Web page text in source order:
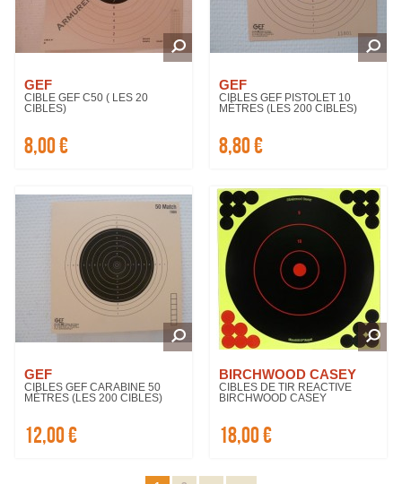
GEF
CIBLE GEF C50 ( LES 20
CIBLES)
8,00 €
GEF
CIBLES GEF PISTOLET 10
MÈTRES (LES 200 CIBLES)
8,80 €
GEF
CIBLES GEF CARABINE 50
MÈTRES (LES 200 CIBLES)
12,00 €
BIRCHWOOD CASEY
CIBLES DE TIR REACTIVE
BIRCHWOOD CASEY
18,00 €